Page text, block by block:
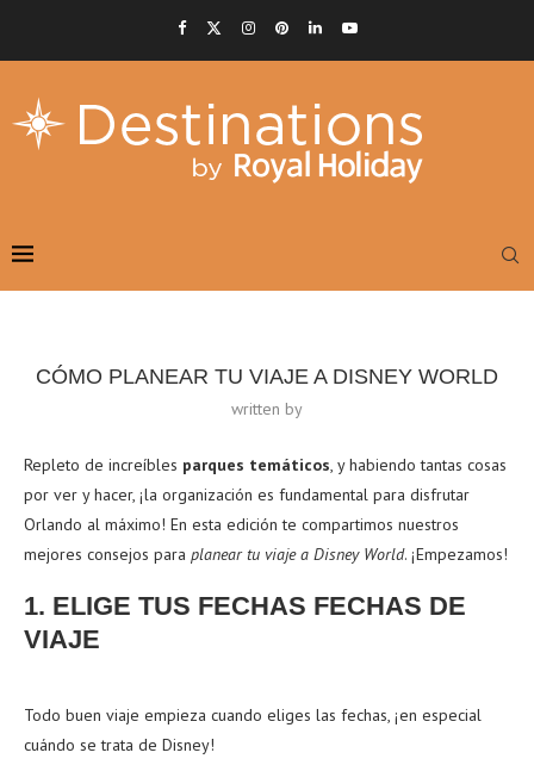
CÓMO PLANEAR TU VIAJE A DISNEY WORLD
written by
Repleto de increíbles parques temáticos, y habiendo tantas cosas
por ver y hacer, ¡la organización es fundamental para disfrutar
Orlando al máximo! En esta edición te compartimos nuestros
mejores consejos para planear tu viaje a Disney World. ¡Empezamos!
1. ELIGE TUS FECHAS FECHAS DE
VIAJE
Todo buen viaje empieza cuando eliges las fechas, ¡en especial
cuándo se trata de Disney!